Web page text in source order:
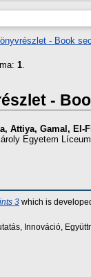
- Book
1.
-
, Attiya, Gamal , El-
Egyetem
3 which is
Innováció,